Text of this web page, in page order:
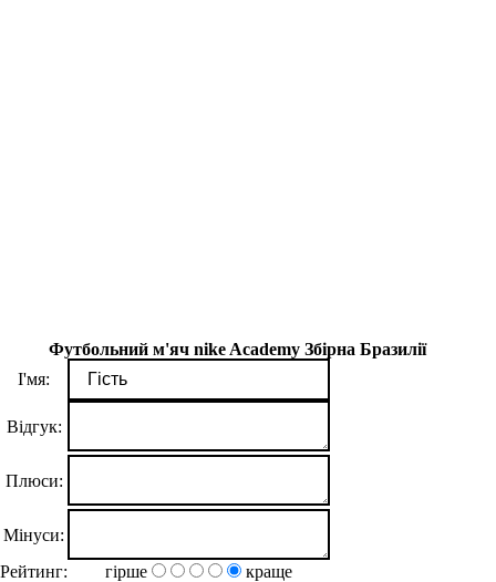
Футбольний м'яч nike Academy Збірна Бразилії
І'мя:
Відгук:
Плюси:
Мінуси:
Рейтинг:
гірше
краще